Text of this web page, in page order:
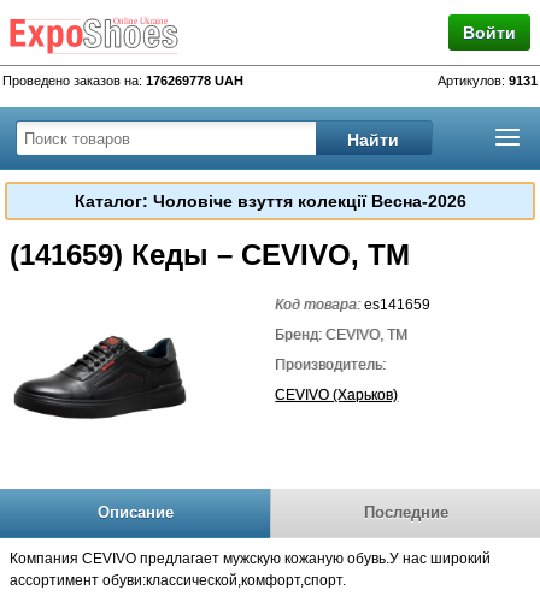
Войти
Проведено заказов на: 176269778 UAH Артикулов: 9131
Каталог: Чоловіче взуття колекції Весна-2026
(141659) Кеды – CEVIVO, TM
Код товара:es141659
Бренд: CEVIVO, TM
Производитель:
CEVIVO (Харьков)
Описание Последние
Компания CEVIVO предлагает мужскую кожаную обувь.У нас широкий
ассортимент обуви:классической,комфорт,спорт.